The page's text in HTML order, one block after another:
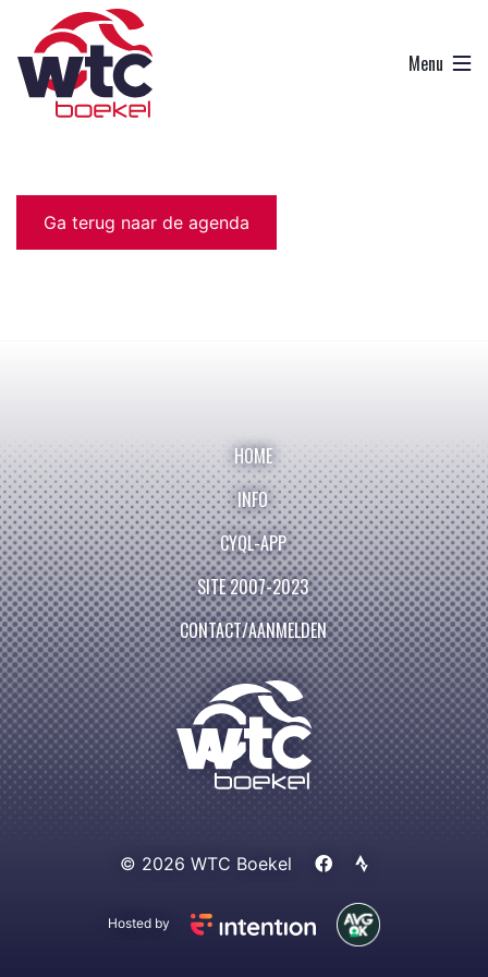
Ga terug naar de agenda
HOME
INFO
CYQL-APP
SITE 2007-2023
CONTACT/AANMELDEN
© 2026 WTC Boekel
Hosted by